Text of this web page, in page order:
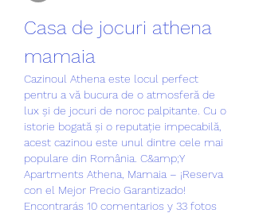
Casa de jocuri athena
mamaia
Cazinoul Athena este locul perfect
pentru a vă bucura de o atmosferă de
lux și de jocuri de noroc palpitante. Cu o
istorie bogată și o reputație impecabilă,
acest cazinou este unul dintre cele mai
populare din România. C&amp;Y
Apartments Athena, Mamaia – ¡Reserva
con el Mejor Precio Garantizado!
Encontrarás 10 comentarios y 33 fotos